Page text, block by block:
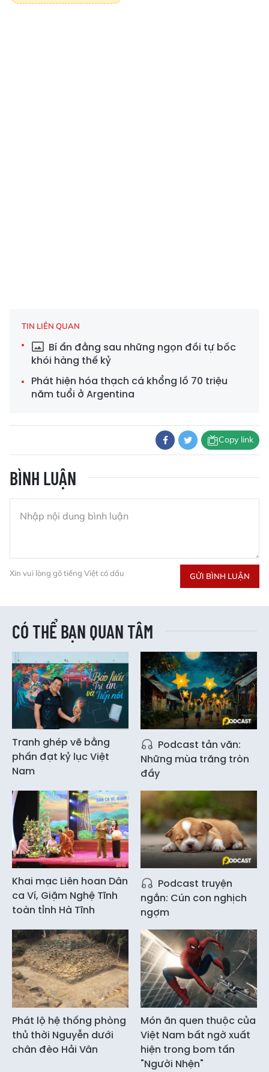
TIN LIÊN QUAN
Bí ẩn đằng sau những ngọn đồi tự bốc
khói hàng thế kỷ
Phát hiện hóa thạch cá khổng lồ 70 triệu
năm tuổi ở Argentina
Copy link
BÌNH LUẬN
Xin vui lòng gõ tiếng Việt có dấu GỬI BÌNH LUẬN
CÓ THỂ BẠN QUAN TÂM
Tranh ghép vẽ bằng
phấn đạt kỷ lục Việt
Nam
Podcast tản văn:
Những mùa trăng tròn
đầy
Khai mạc Liên hoan Dân
ca Ví, Giặm Nghệ Tĩnh
toàn tỉnh Hà Tĩnh
Podcast truyện
ngắn: Cún con nghịch
ngợm
Phát lộ hệ thống phòng
thủ thời Nguyễn dưới
chân đèo Hải Vân
Món ăn quen thuộc của
Việt Nam bất ngờ xuất
hiện trong bom tấn
"Người Nhện"